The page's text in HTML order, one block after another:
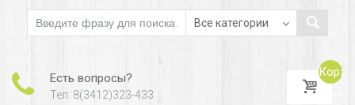
Есть вопросы?
Тел: 8(3412)323-433